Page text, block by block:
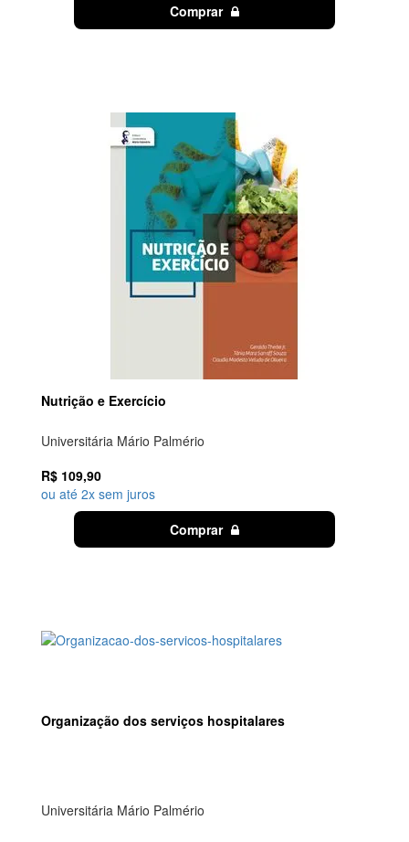
Comprar
Nutrição e Exercício
Universitária Mário Palmério
R$ 109,90
ou até 2x sem juros
Comprar
Organização dos serviços hospitalares
Universitária Mário Palmério